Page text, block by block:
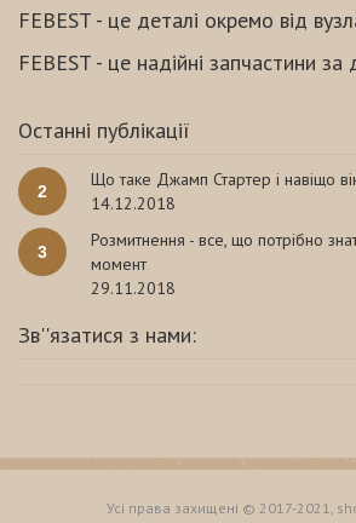
FEBEST - це деталі окремо від
FEBEST - це надійні запчастини
Останні публікації
2
Що таке Джамп Стартер і навіщо
14.12.2018
3
Розмитнення - все, що потрібно
момент
29.11.2018
Зв''язатися з нами:
Усі права захищені © 2017-2021,